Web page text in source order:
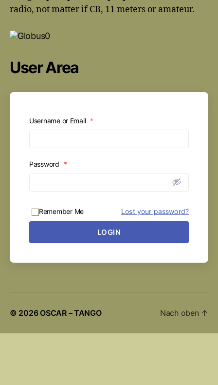
radio, not matter if CB, 11 meters or amateur.
User Area
Username or Email *
Password *
Remember Me Lost your password?
LOGIN
© 2026 OSCAR – TANGO Nach oben ↑